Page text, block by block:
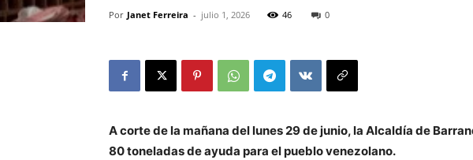
Por Janet Ferreira - julio 1, 2026 46 0
A corte de la mañana del lunes 29 de junio, la Alcaldía de
80 toneladas de ayuda para el pueblo venezolano.